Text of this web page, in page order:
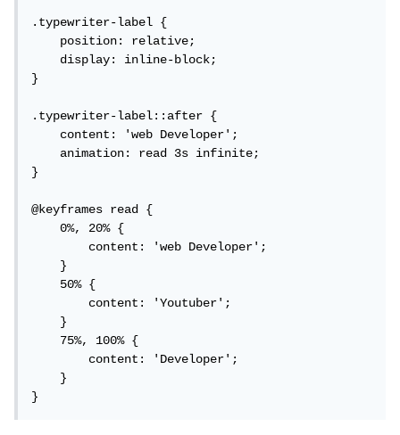
.typewriter-label {
    position: relative;
    display: inline-block;
}
.typewriter-label::after {
    content: 'web Developer';
    animation: read 3s infinite;
}
@keyframes read {
    0%, 20% {
        content: 'web Developer';
    }
    50% {
        content: 'Youtuber';
    }
    75%, 100% {
        content: 'Developer';
    }
}